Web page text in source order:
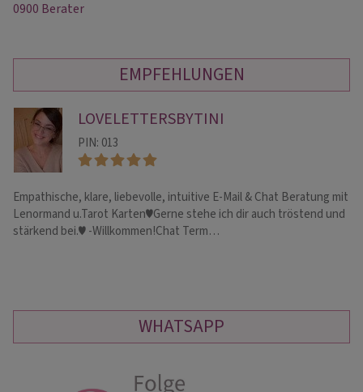
0900 Berater
EMPFEHLUNGEN
LOVELETTERSBYTINI
PIN: 013
Empathische, klare, liebevolle, intuitive E-Mail & Chat Beratung mit
Lenormand u.Tarot Karten♥️Gerne stehe ich dir auch tröstend und
stärkend bei.♥️ -Willkommen!Chat Term…
WHATSAPP